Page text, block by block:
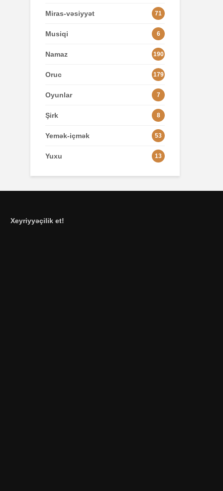
Miras-vəsiyyət 71
Musiqi 6
Namaz 190
Oruc 179
Oyunlar 7
Şirk 8
Yemək-içmək 53
Yuxu 13
Xeyriyyəçilik et!